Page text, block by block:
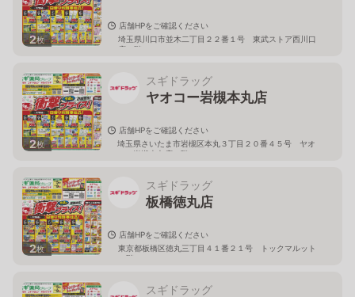
2枚
店舗HPをご確認ください
埼玉県川口市並木二丁目２２番１号 東武ストア西川口
店２階
2枚
スギドラッグ
ヤオコー岩槻本丸店
店舗HPをご確認ください
埼玉県さいたま市岩槻区本丸３丁目２０番４５号 ヤオ
コー岩槻本丸店２階
2枚
スギドラッグ
板橋徳丸店
店舗HPをご確認ください
東京都板橋区徳丸三丁目４１番２１号 トックマルット
１階
スギドラッグ